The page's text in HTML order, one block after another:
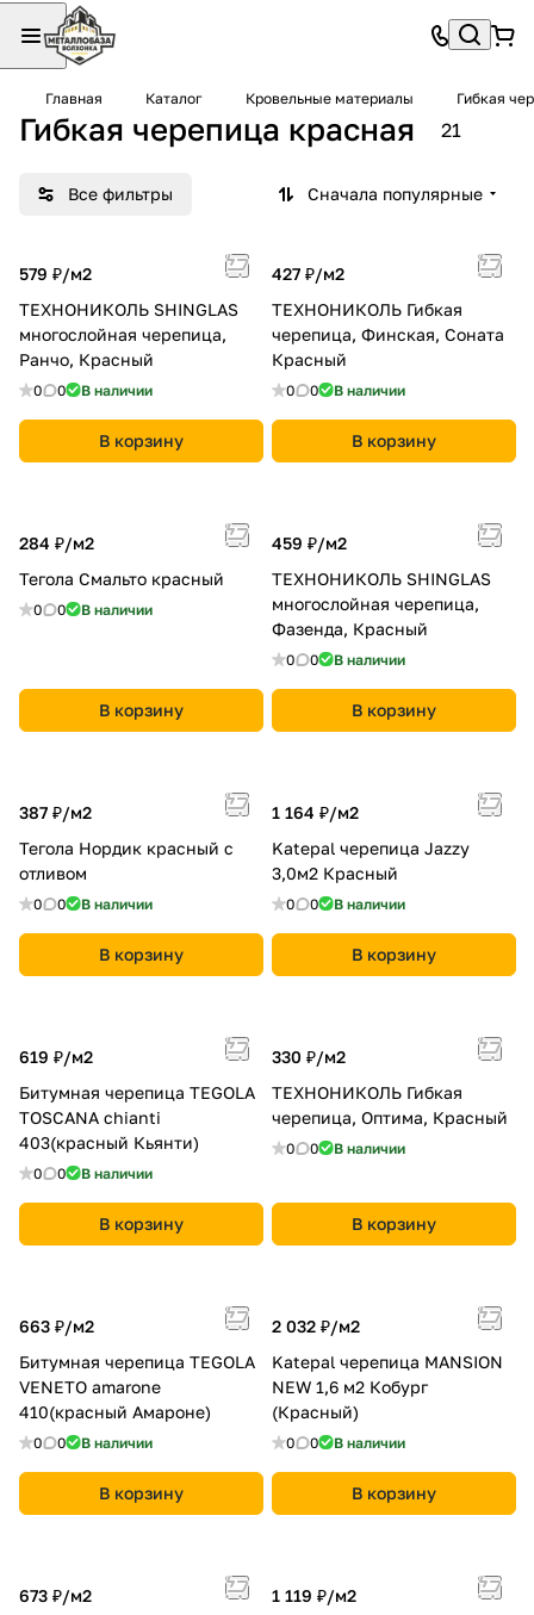
Главная Каталог Кровельные материалы Гибкая
Гибкая черепица красная 21
Все фильтры Сначала популярные
579 ₽/м2
ТЕХНОНИКОЛЬ SHINGLAS
многослойная черепица,
Ранчо, Красный
0 0 В наличии
В корзину
427 ₽/м2
ТЕХНОНИКОЛЬ Гибкая
черепица, Финская, Соната
Красный
0 0 В наличии
В корзину
284 ₽/м2
Тегола Смальто красный
0 0 В наличии
В корзину
459 ₽/м2
ТЕХНОНИКОЛЬ SHINGLAS
многослойная черепица,
Фазенда, Красный
0 0 В наличии
В корзину
387 ₽/м2
Тегола Нордик красный с
отливом
0 0 В наличии
В корзину
1 164 ₽/м2
Katepal черепица Jazzy
3,0м2 Красный
0 0 В наличии
В корзину
619 ₽/м2
Битумная черепица TEGOLA
TOSCANA chianti
403(красный Кьянти)
0 0 В наличии
В корзину
330 ₽/м2
ТЕХНОНИКОЛЬ Гибкая
черепица, Оптима, Красный
0 0 В наличии
В корзину
663 ₽/м2
Битумная черепица TEGOLA
VENETO amarone
410(красный Амароне)
0 0 В наличии
В корзину
2 032 ₽/м2
Katepal черепица MANSION
NEW 1,6 м2 Кобург
(Красный)
0 0 В наличии
В корзину
673 ₽/м2
1 119 ₽/м2